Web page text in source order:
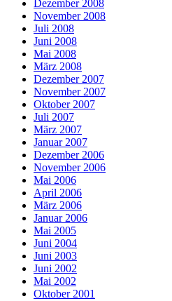
Dezember 2008
November 2008
Juli 2008
Juni 2008
Mai 2008
März 2008
Dezember 2007
November 2007
Oktober 2007
Juli 2007
März 2007
Januar 2007
Dezember 2006
November 2006
Mai 2006
April 2006
März 2006
Januar 2006
Mai 2005
Juni 2004
Juni 2003
Juni 2002
Mai 2002
Oktober 2001